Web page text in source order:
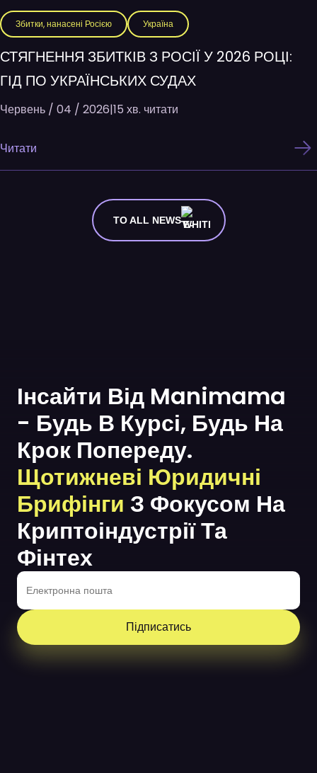
Збитки, нанасені Росією Україна
СТЯГНЕННЯ ЗБИТКІВ З РОСІЇ У 2026 РОЦІ:
ГІД ПО УКРАЇНСЬКИХ СУДАХ
Червень / 04 / 2026|15 хв. читати
Читати
TO ALL NEWS
Інсайти Від Manimama
- Будь В Курсі, Будь На
Крок Попереду.
Щотижневі Юридичні
Брифінги З Фокусом На
Криптоіндустрії Та
Фінтех
Підписатись